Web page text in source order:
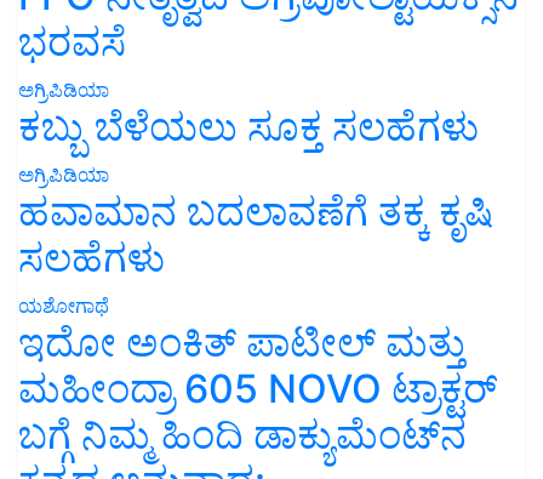
ಭರವಸೆ
ಅಗ್ರಿಪಿಡಿಯಾ
ಕಬ್ಬು ಬೆಳೆಯಲು ಸೂಕ್ತ ಸಲಹೆಗಳು
ಅಗ್ರಿಪಿಡಿಯಾ
ಹವಾಮಾನ ಬದಲಾವಣೆಗೆ ತಕ್ಕ ಕೃಷಿ
ಸಲಹೆಗಳು
ಯಶೋಗಾಥೆ
ಇದೋ ಅಂಕಿತ್ ಪಾಟೀಲ್ ಮತ್ತು
ಮಹೀಂದ್ರಾ 605 NOVO ಟ್ರಾಕ್ಟರ್
ಬಗ್ಗೆ ನಿಮ್ಮ ಹಿಂದಿ ಡಾಕ್ಯುಮೆಂಟ್‌ನ